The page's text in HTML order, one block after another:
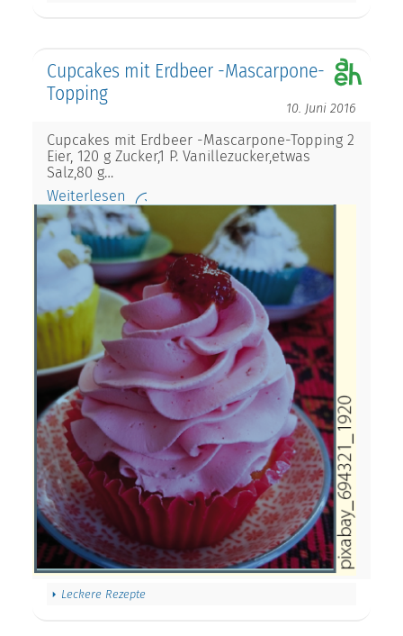
Cupcakes mit Erdbeer -Mascarpone-
Topping
10. Juni 2016
Cupcakes mit Erdbeer -Mascarpone-Topping 2
Eier, 120 g Zucker,1 P. Vanillezucker,etwas
Salz,80 g…
Weiterlesen
Leckere Rezepte